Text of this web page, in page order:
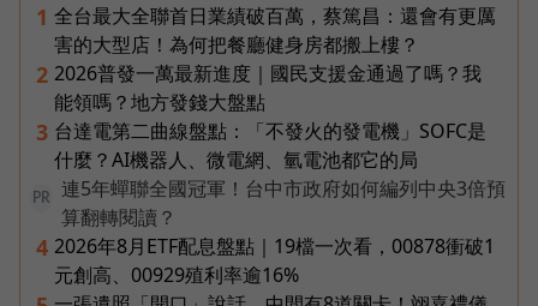
1 全台最大全聯首日業績破百萬，蔡篤昌：還會有更厲
害的大型店！為何把餐廳健身房都搬上樓？
2 2026普發一萬最新進度｜國民支援金通過了嗎？我
能領嗎？地方發錢大盤點
3 台達電第二曲線盤點：「不發火的發電機」SOFC是
什麼？AI機器人、微電網、氫電池都它的局
PR
連5年蟬聯全國冠軍！台中市政府如何編列中央3倍預
算翻轉閱讀？
4 2026年8月ETF配息盤點｜19檔一次看，00878衝破1
元創高、00929殖利率逾16%